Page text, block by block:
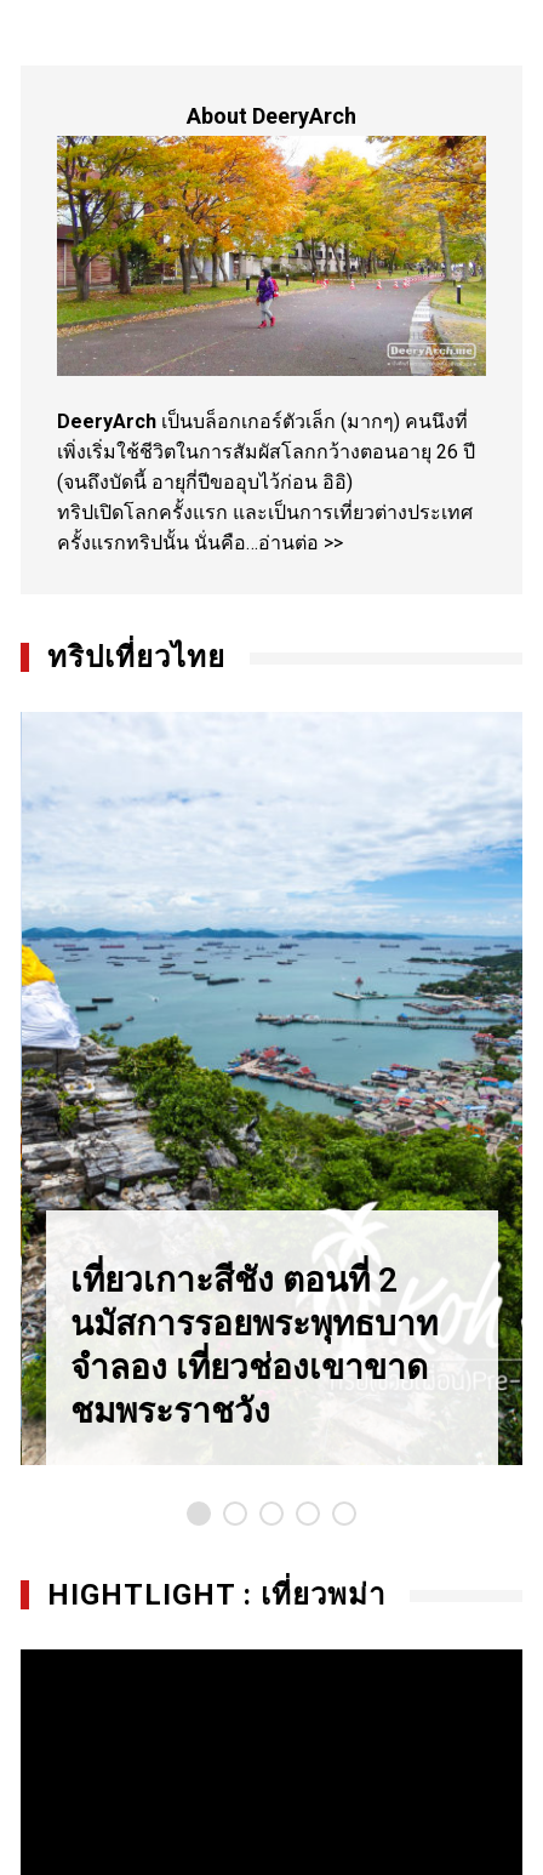
About DeeryArch
DeeryArch เป็นบล็อกเกอร์ตัวเล็ก (มากๆ) คนนึงที่
เพิ่งเริ่มใช้ชีวิตในการสัมผัสโลกกว้างตอนอายุ 26 ปี
(จนถึงบัดนี้ อายุกี่ปีขออุบไว้ก่อน อิอิ)
ทริปเปิดโลกครั้งแรก และเป็นการเที่ยวต่างประเทศ
ครั้งแรกทริปนั้น นั่นคือ…อ่านต่อ >>
ทริปเที่ยวไทย
เที่ยวเกาะสีชัง ตอนที่ 2
นมัสการรอยพระพุทธบาท
จำลอง เที่ยวช่องเขาขาด
ชมพระราชวัง
HIGHTLIGHT : เที่ยวพม่า